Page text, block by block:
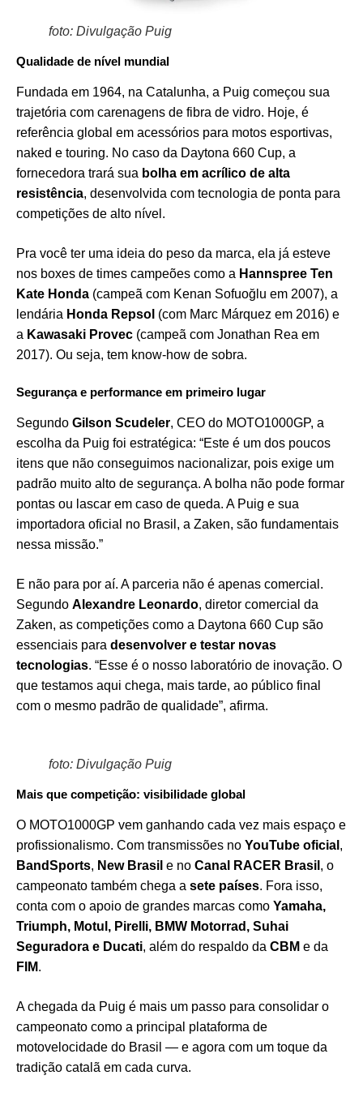
foto: Divulgação Puig
Qualidade de nível mundial
Fundada em 1964, na Catalunha, a Puig começou sua
trajetória com carenagens de fibra de vidro. Hoje, é
referência global em acessórios para motos esportivas,
naked e touring. No caso da Daytona 660 Cup, a
fornecedora trará sua bolha em acrílico de alta
resistência, desenvolvida com tecnologia de ponta para
competições de alto nível.
Pra você ter uma ideia do peso da marca, ela já esteve
nos boxes de times campeões como a Hannspree Ten
Kate Honda (campeã com Kenan Sofuoğlu em 2007), a
lendária Honda Repsol (com Marc Márquez em 2016) e
a Kawasaki Provec (campeã com Jonathan Rea em
2017). Ou seja, tem know-how de sobra.
Segurança e performance em primeiro lugar
Segundo Gilson Scudeler, CEO do MOTO1000GP, a
escolha da Puig foi estratégica: “Este é um dos poucos
itens que não conseguimos nacionalizar, pois exige um
padrão muito alto de segurança. A bolha não pode formar
pontas ou lascar em caso de queda. A Puig e sua
importadora oficial no Brasil, a Zaken, são fundamentais
nessa missão.”
E não para por aí. A parceria não é apenas comercial.
Segundo Alexandre Leonardo, diretor comercial da
Zaken, as competições como a Daytona 660 Cup são
essenciais para desenvolver e testar novas
tecnologias. “Esse é o nosso laboratório de inovação. O
que testamos aqui chega, mais tarde, ao público final
com o mesmo padrão de qualidade”, afirma.
foto: Divulgação Puig
Mais que competição: visibilidade global
O MOTO1000GP vem ganhando cada vez mais espaço e
profissionalismo. Com transmissões no YouTube oficial ,
BandSports, New Brasil e no Canal RACER Brasil , o
campeonato também chega a sete países. Fora isso,
conta com o apoio de grandes marcas como Yamaha,
Triumph, Motul, Pirelli, BMW Motorrad, Suhai
Seguradora e Ducati, além do respaldo da CBM e da
FIM.
A chegada da Puig é mais um passo para consolidar o
campeonato como a principal plataforma de
motovelocidade do Brasil — e agora com um toque da
tradição catalã em cada curva.